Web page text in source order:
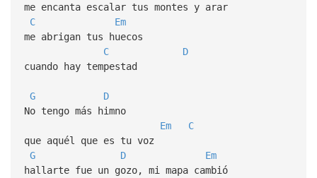
me encanta escalar tus montes y arar
C
Em
me abrigan tus huecos
C
D
cuando hay tempestad
G
D
No tengo más himno
Em
C
que aquél que es tu voz
G
D
Em
hallarte fue un gozo, mi mapa cambió